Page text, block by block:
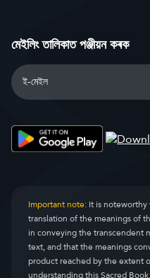
মেইলিং তালিকাত পঞ্জীয়ন কৰক
Important note:It is
translation of the meanings of
in conveying the transcendent
text, and that the meanings
product reached by the extent